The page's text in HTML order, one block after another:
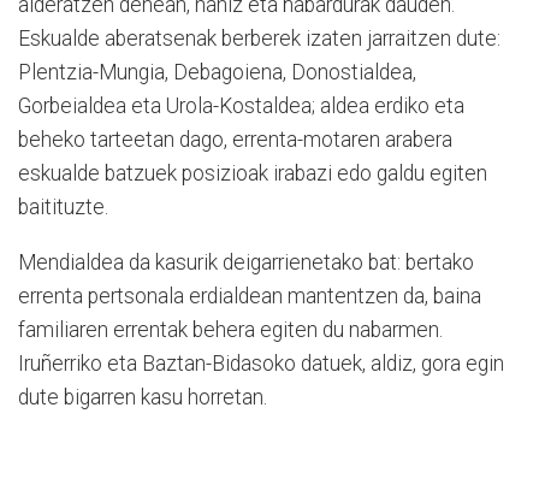
Eskualde aberatsenak berberek izaten jarraitzen dute:
Plentzia-Mungia, Debagoiena, Donostialdea,
Gorbeialdea eta Urola-Kostaldea; aldea erdiko eta
beheko tarteetan dago, errenta-motaren arabera
eskualde batzuek posizioak irabazi edo galdu egiten
baitituzte.
Mendialdea da kasurik deigarrienetako bat: bertako
errenta pertsonala erdialdean mantentzen da, baina
familiaren errentak behera egiten du nabarmen.
Iruñerriko eta Baztan-Bidasoko datuek, aldiz, gora egin
dute bigarren kasu horretan.